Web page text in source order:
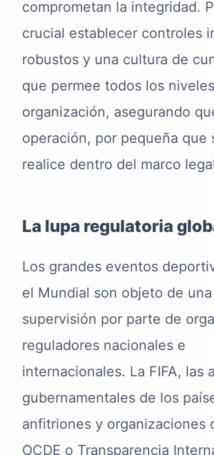
comprometan la integridad.
crucial establecer controles
robustos y una cultura de
que permee todos los
organización, asegurando
operación, por pequeña que
realice dentro del marco
La lupa regulatoria
Los grandes eventos
el Mundial son objeto de
supervisión por parte de
reguladores nacionales e
internacionales. La FIFA, las
gubernamentales de los
anfitriones y organizaciones
OCDE o Transparencia